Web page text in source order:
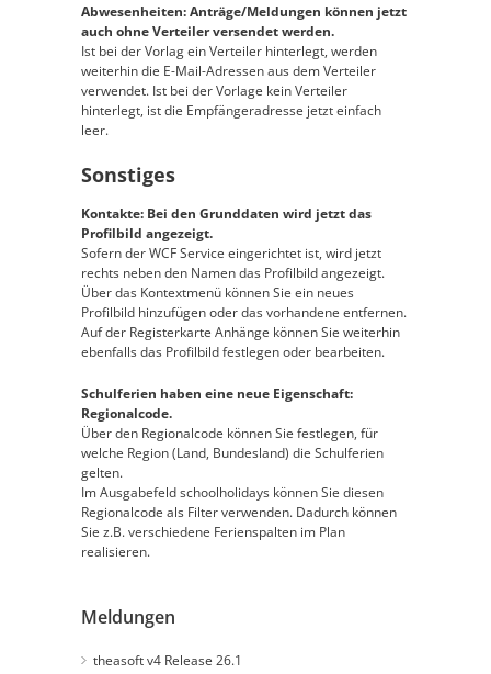
Abwesenheiten: Anträge/Meldungen können jetzt
auch ohne Verteiler versendet werden.
Ist bei der Vorlag ein Verteiler hinterlegt, werden
weiterhin die E-Mail-Adressen aus dem Verteiler
verwendet. Ist bei der Vorlage kein Verteiler
hinterlegt, ist die Empfängeradresse jetzt einfach
leer.
Sonstiges
Kontakte: Bei den Grunddaten wird jetzt das
Profilbild angezeigt.
Sofern der WCF Service eingerichtet ist, wird jetzt
rechts neben den Namen das Profilbild angezeigt.
Über das Kontextmenü können Sie ein neues
Profilbild hinzufügen oder das vorhandene entfernen.
Auf der Registerkarte Anhänge können Sie weiterhin
ebenfalls das Profilbild festlegen oder bearbeiten.
Schulferien haben eine neue Eigenschaft:
Regionalcode.
Über den Regionalcode können Sie festlegen, für
welche Region (Land, Bundesland) die Schulferien
gelten.
Im Ausgabefeld schoolholidays können Sie diesen
Regionalcode als Filter verwenden. Dadurch können
Sie z.B. verschiedene Ferienspalten im Plan
realisieren.
Meldungen
theasoft v4 Release 26.1